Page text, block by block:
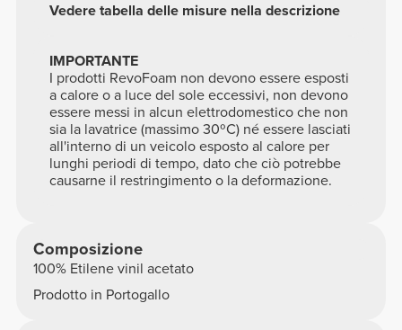
IMPORTANTE
I prodotti RevoFoam non devono essere esposti
a calore o a luce del sole eccessivi, non devono
essere messi in alcun elettrodomestico che non
sia la lavatrice (massimo 30ºC) né essere lasciati
all'interno di un veicolo esposto al calore per
lunghi periodi di tempo, dato che ciò potrebbe
causarne il restringimento o la deformazione.
Vedere tabella delle misure nella descrizione
Composizione
100% Etilene vinil acetato
Prodotto in Portogallo